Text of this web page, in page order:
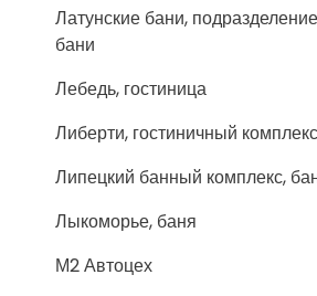
Латунские бани,
бани
Лебедь, гостиница
Либерти, гостиничный комплекс
Липецкий банный комплекс,
Лыкоморье, баня
М2 Автоцех